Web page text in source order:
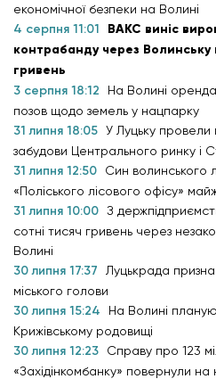
економічної безпеки на Волині
4 серпня 11:01
ВАКС виніс
контрабанду через
гривень
3 серпня 18:12
На Волині
позов щодо земель у нацпарку
31 липня 18:05 У Луцьку провели
забудови Центрального ринку і
31 липня 12:50
Син волинського
«Поліського лісового офісу»
31 липня 10:00 З
сотні тисяч гривень через
Волині
30 липня 17:37
Луцькрада
міського голови
30 липня 15:24
На Волині
Крижівському родовищі
30 липня 12:23
Справу про 123
«Західінкомбанку» повернули на